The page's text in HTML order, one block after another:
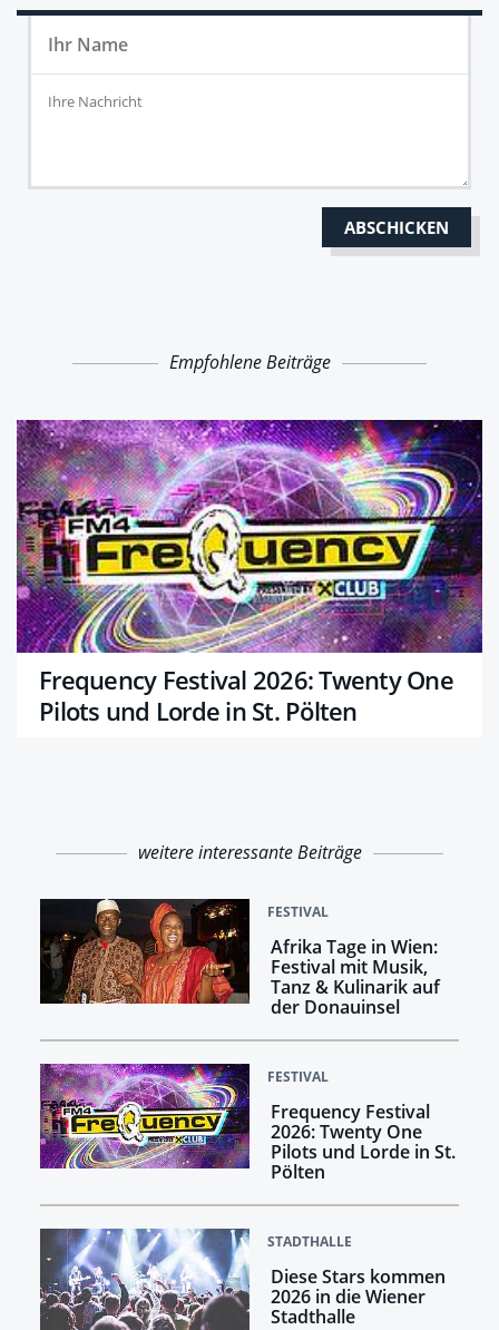
Empfohlene Beiträge
Frequency Festival 2026: Twenty One
Pilots und Lorde in St. Pölten
weitere interessante Beiträge
FESTIVAL
Afrika Tage in Wien:
Festival mit Musik,
Tanz & Kulinarik auf
der Donauinsel
FESTIVAL
Frequency Festival
2026: Twenty One
Pilots und Lorde in St.
Pölten
STADTHALLE
Diese Stars kommen
2026 in die Wiener
Stadthalle